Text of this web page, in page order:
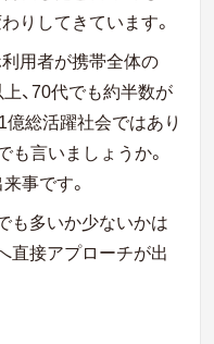
りしてきています。
用者が携帯全体の
、70代でも約半数が
総活躍社会ではあり
も言いましょうか。
事です。
も多いか少ないかは
直接アプローチが出